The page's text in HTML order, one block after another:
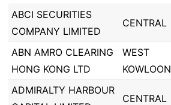
ABCI SECURITIES
COMPANY LIMITED
CENTRAL
ABN AMRO CLEARING
HONG KONG LTD
WEST
KOWLOON
ADMIRALTY HARBOUR
CENTRAL